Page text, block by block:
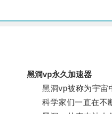
黑洞vp永久加速器
黑洞vp被称为宇宙中
科学家们一直在不断